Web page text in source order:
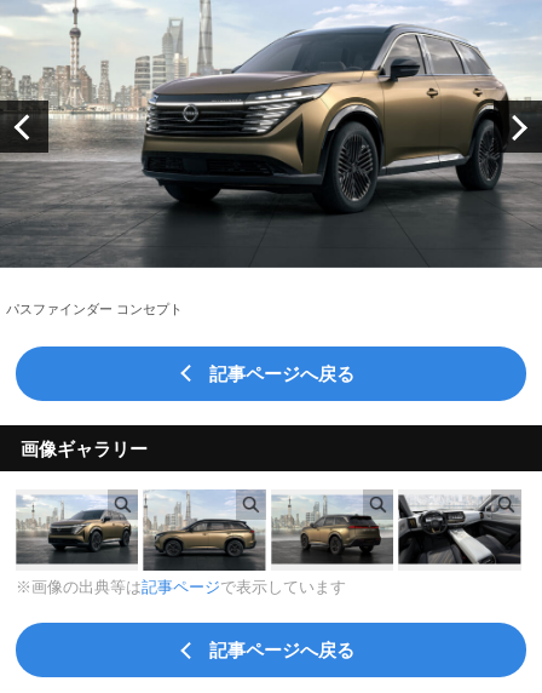
パスファインダー コンセプト
記事ページへ戻る
画像ギャラリー
※画像の出典等は記事ページで表示しています
記事ページへ戻る